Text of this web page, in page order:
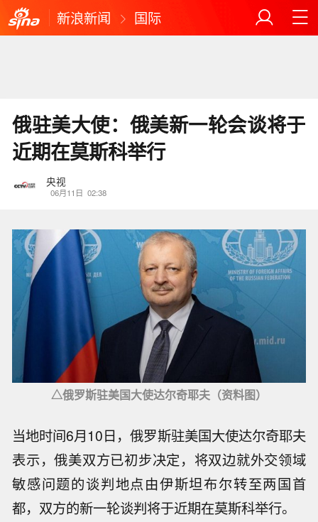
新浪新闻 国际
俄驻美大使：俄美新一轮会谈将于
近期在莫斯科举行
央视
06月11日 02:38
△俄罗斯驻美国大使达尔奇耶夫（资料图）
当地时间6月10日，俄罗斯驻美国大使达尔奇耶夫
表示，俄美双方已初步决定，将双边就外交领域
敏感问题的谈判地点由伊斯坦布尔转至两国首
都，双方的新一轮谈判将于近期在莫斯科举行。